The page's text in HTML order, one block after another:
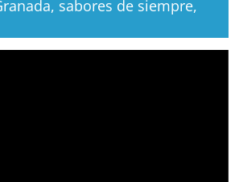
sabores de siempre,